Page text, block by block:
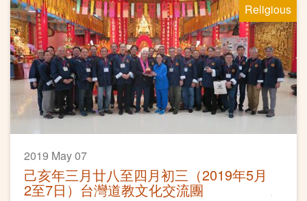
Religious
2019 May 07
己亥年三月廿八至四月初三（2019年5月
2至7日）台灣道教文化交流團